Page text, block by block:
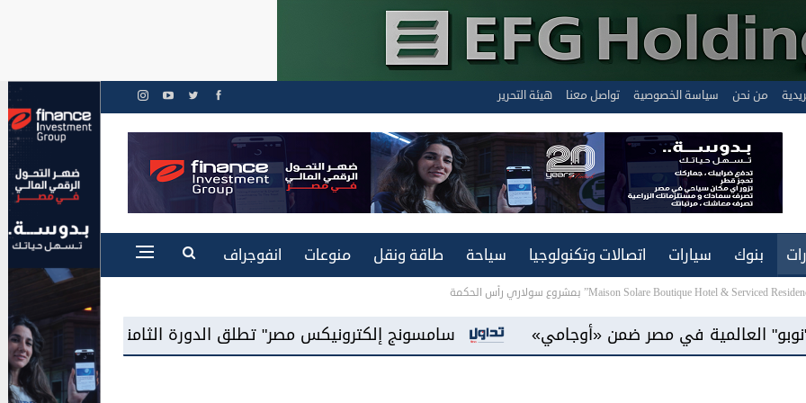
من نحن سياسة الخصوصية تواصل معنا هيئة التحرير
بنوك سيارات اتصالات وتكنولوجيا سياحة طاقة ونقل منوعات
انفوجراف
سامسونج إلكترونيكس مصر" تطلق الدورة الثامنة من برنامج "سامسونج للابتكار" وتوقع شراكة مع